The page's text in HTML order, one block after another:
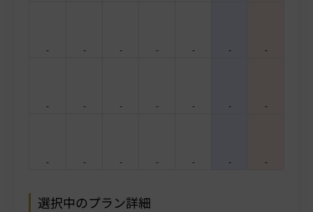
- - - - - - -
- - - - - - -
- - - - - - -
選択中のプラン詳細